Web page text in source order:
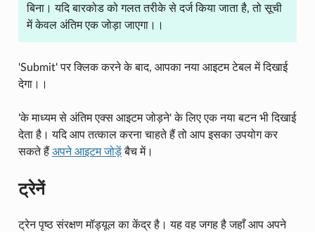
बिना। यदि बारकोड को गलत तरीके से दर्ज किया जाता है, तो सूची
में केवल अंतिम एक जोड़ा जाएगा।।
'Submit' पर क्लिक करने के बाद, आपका नया आइटम टेबल में दिखाई
देगा।।
'के माध्यम से अंतिम एक्स आइटम जोड़ने' के लिए एक नया बटन भी दिखाई
देता है। यदि आप तत्काल करना चाहते हैं तो आप इसका उपयोग कर
सकते हैं अपने आइटम जोड़ेंबैच में।
ट्रेनें
ट्रेन पृष्ठ संरक्षण मॉड्यूल का केंद्र है। यह वह जगह है जहाँ आप अपने